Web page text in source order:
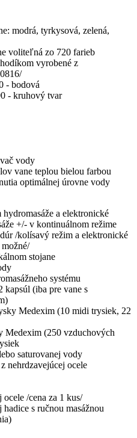
modrá, tyrkysová, zelená,
voliteľná zo 720 farieb
vyrobené z
- bodová
- kruhový tvar
vody
vane teplou bielou farbou
optimálnej úrovne vody
a elektronické
+/- v kontinuálnom režime
/kolísavý režim a elektronické
stojane
systému
kapsúl (iba pre vane s
Medexim (10 midi trysiek, 22
Medexim (250 vzduchových
saturovanej vody
nehrdzavejúcej ocele
/cena za 1 kus/
s ručnou masážnou